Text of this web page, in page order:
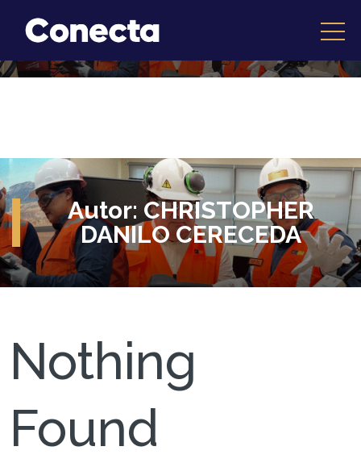
Autor: CHRISTOPHER
DANILO CERECEDA
Nothing
Found